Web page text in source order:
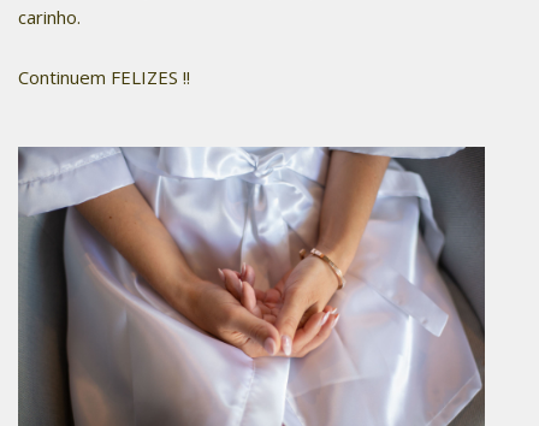
carinho.
Continuem FELIZES !!